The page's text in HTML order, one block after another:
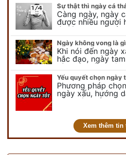
lễ thiên chúa
Sự thật thì ngày cá
Càng ngày, ngày
được nhiều người
là các bạn trẻ bởi
vui chơi, tinh
Ngày không vong là
Khi nói đến ngày
hắc đạo, ngày
còn có ngày
nói đến ngày
Yếu quyết chọn ngày
Phương pháp
ngày xấu, hướng
tốt, ngày xấu
Xem thêm tin